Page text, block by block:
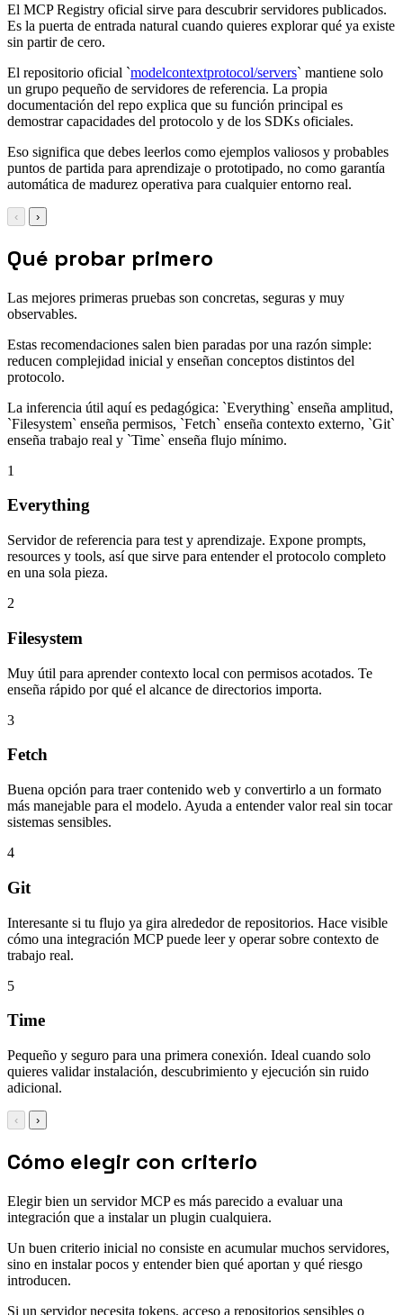
El MCP Registry oficial sirve para descubrir servidores publicados.
Es la puerta de entrada natural cuando quieres explorar qué ya existe
sin partir de cero.
El repositorio oficial `modelcontextprotocol/servers` mantiene solo
un grupo pequeño de servidores de referencia. La propia
documentación del repo explica que su función principal es
demostrar capacidades del protocolo y de los SDKs oficiales.
Eso significa que debes leerlos como ejemplos valiosos y probables
puntos de partida para aprendizaje o prototipado, no como garantía
automática de madurez operativa para cualquier entorno real.
‹ ›
Qué probar primero
Las mejores primeras pruebas son concretas, seguras y muy
observables.
Estas recomendaciones salen bien paradas por una razón simple:
reducen complejidad inicial y enseñan conceptos distintos del
protocolo.
La inferencia útil aquí es pedagógica: `Everything` enseña amplitud,
`Filesystem` enseña permisos, `Fetch` enseña contexto externo, `Git`
enseña trabajo real y `Time` enseña flujo mínimo.
1
Everything
Servidor de referencia para test y aprendizaje. Expone prompts,
resources y tools, así que sirve para entender el protocolo completo
en una sola pieza.
2
Filesystem
Muy útil para aprender contexto local con permisos acotados. Te
enseña rápido por qué el alcance de directorios importa.
3
Fetch
Buena opción para traer contenido web y convertirlo a un formato
más manejable para el modelo. Ayuda a entender valor real sin tocar
sistemas sensibles.
4
Git
Interesante si tu flujo ya gira alrededor de repositorios. Hace visible
cómo una integración MCP puede leer y operar sobre contexto de
trabajo real.
5
Time
Pequeño y seguro para una primera conexión. Ideal cuando solo
quieres validar instalación, descubrimiento y ejecución sin ruido
adicional.
‹ ›
Cómo elegir con criterio
Elegir bien un servidor MCP es más parecido a evaluar una
integración que a instalar un plugin cualquiera.
Un buen criterio inicial no consiste en acumular muchos servidores,
sino en instalar pocos y entender bien qué aportan y qué riesgo
introducen.
Si un servidor necesita tokens, acceso a repositorios sensibles o